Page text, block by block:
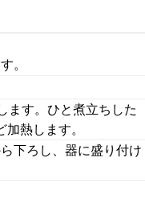
。
ます。ひと煮立ちした
熱します。
下ろし、器に盛り付け